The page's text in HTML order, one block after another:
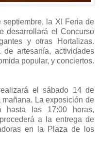
la XI Feria de
desarrollará el Concurso
y otras Hortalizas.
de artesanía, actividades
popular, y conciertos.
el sábado 14 de
La exposición de
hasta las 17:00 horas,
a la entrega de
en la Plaza de los